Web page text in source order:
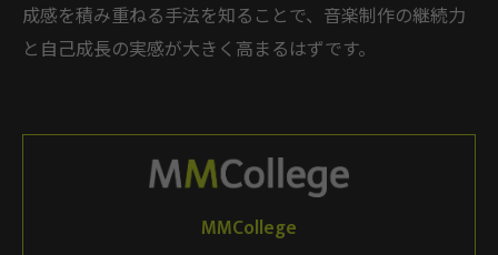
成感を積み重ねる手法を知ることで、音楽制作の継続力
と自己成長の実感が大きく高まるはずです。
MMCollege